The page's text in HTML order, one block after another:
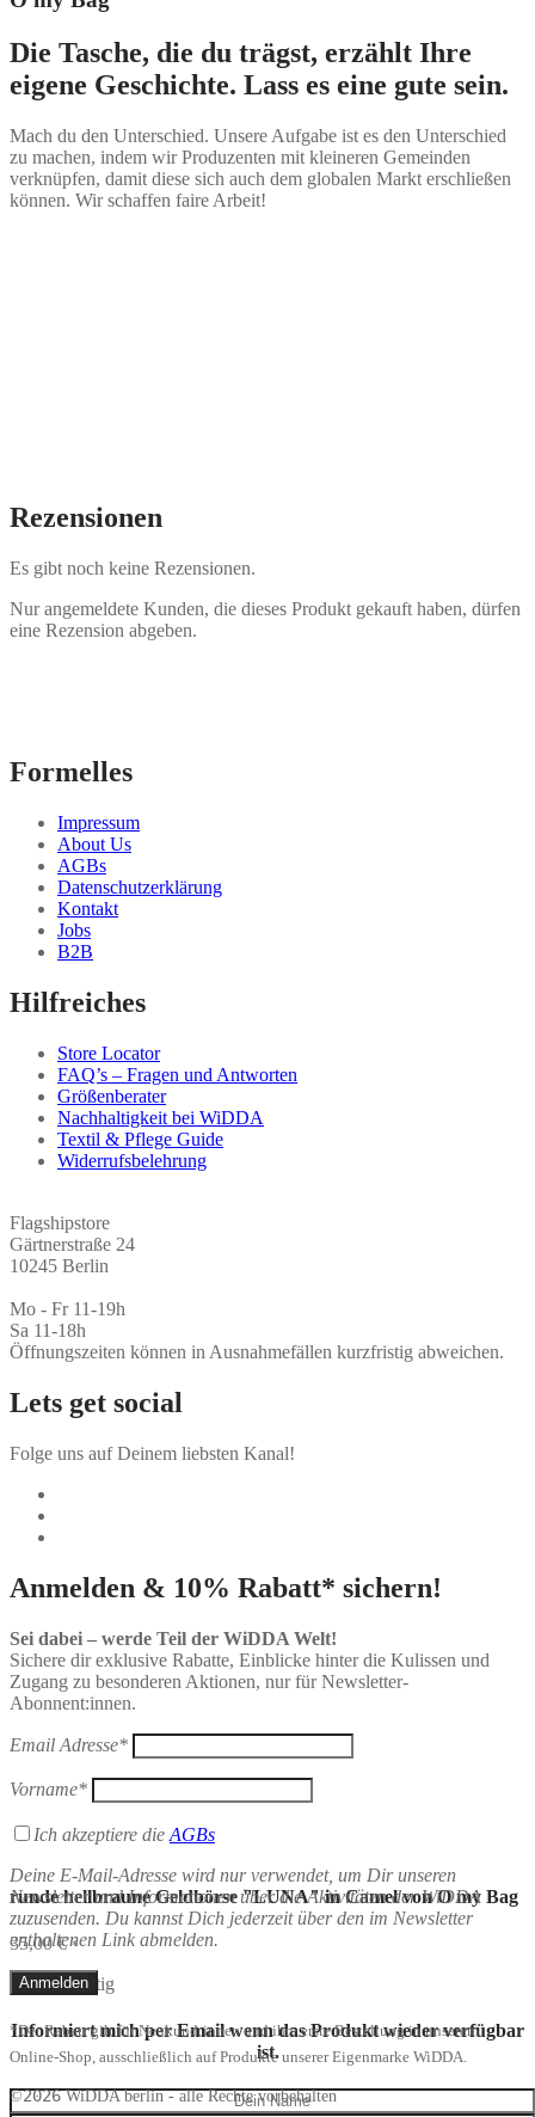
Die Tasche, die du trägst, erzählt Ihre
eigene Geschichte. Lass es eine gute sein.
Mach du den Unterschied. Unsere Aufgabe ist es den Unterschied
zu machen, indem wir Produzenten mit kleineren Gemeinden
verknüpfen, damit diese sich auch dem globalen Markt erschließen
können. Wir schaffen faire Arbeit!
Rezensionen
Es gibt noch keine Rezensionen.
Nur angemeldete Kunden, die dieses Produkt gekauft haben, dürfen
eine Rezension abgeben.
runde hellbraune Geldbörse "LUNA" in Camel von O my Bag
35,00€ *
Nicht vorrätig
Informiert mich per Email wenn das Produkt wieder verfügbar
ist.
Formelles
Impressum
About Us
AGBs
Datenschutzerklärung
Kontakt
Jobs
B2B
Hilfreiches
Store Locator
FAQ’s – Fragen und Antworten
Größenberater
Nachhaltigkeit bei WiDDA
Textil & Pflege Guide
Widerrufsbelehrung
Flagshipstore
Gärtnerstraße 24
10245 Berlin
Mo - Fr 11-19h
Sa 11-18h
Öffnungszeiten können in Ausnahmefällen kurzfristig abweichen.
Lets get social
Folge uns auf Deinem liebsten Kanal!
Anmelden & 10% Rabatt* sichern!
Sei dabei – werde Teil der WiDDA Welt!
Sichere dir exklusive Rabatte, Einblicke hinter die Kulissen und
Zugang zu besonderen Aktionen, nur für Newsletter-
Abonnent:innen.
Email Adresse*
Vorname*
Ich akzeptiere die AGBs
Deine E-Mail-Adresse wird nur verwendet, um Dir unseren
Newsletter und Informationen über die Aktivitäten der WiDDA
zuzusenden. Du kannst Dich jederzeit über den im Newsletter
enthaltenen Link abmelden.
*Der Rabatt gilt für Neukund:innen und ihre erste Bestellung in unserem
Online-Shop, ausschließlich auf Produkte unserer Eigenmarke WiDDA.
©2026WiDDA berlin - alle Rechte vorbehalten